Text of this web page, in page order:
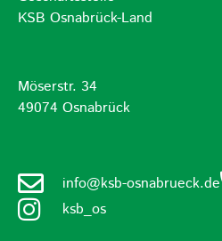
KSB Osnabrück-Land
Möserstr. 34
49074 Osnabrück
info@ksb-osnabrueck.de
ksb_os